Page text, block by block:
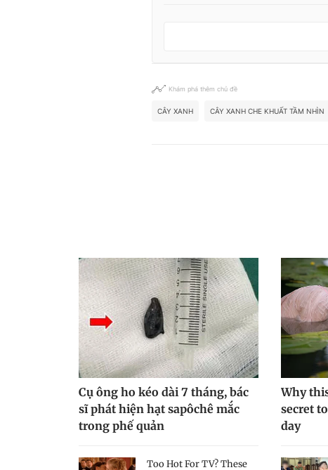
Khám phá thêm chủ đề
CÂY XANH CÂY XANH CHE KHUẤT TẦM NHÌN